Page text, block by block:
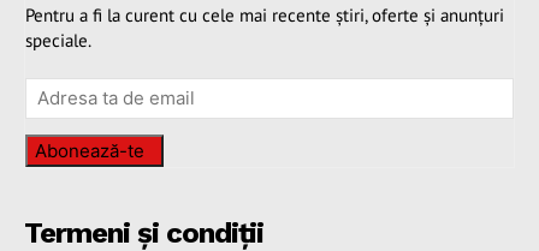
Pentru a fi la curent cu cele mai recente știri, oferte și anunțuri
speciale.
Abonează-te
Termeni și condiții